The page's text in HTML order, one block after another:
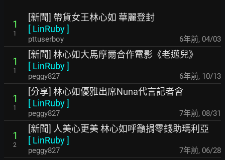
1
1
[新聞] 帶貨女王林心如 華麗登封
[ LinRuby]
pttuserboy 6年前, 04/03
1
1
[新聞] 林心如大馬摩爾合作電影《老邁兒》
[ LinRuby]
peggy827 6年前, 10/13
1
1
[分享] 林心如優雅出席Nuna代言記者會
[ LinRuby]
peggy827 7年前, 08/31
1
2
[新聞] 人美心更美 林心如呼籲捐零錢助瑪利亞
[ LinRuby]
peggy827 7年前, 06/28